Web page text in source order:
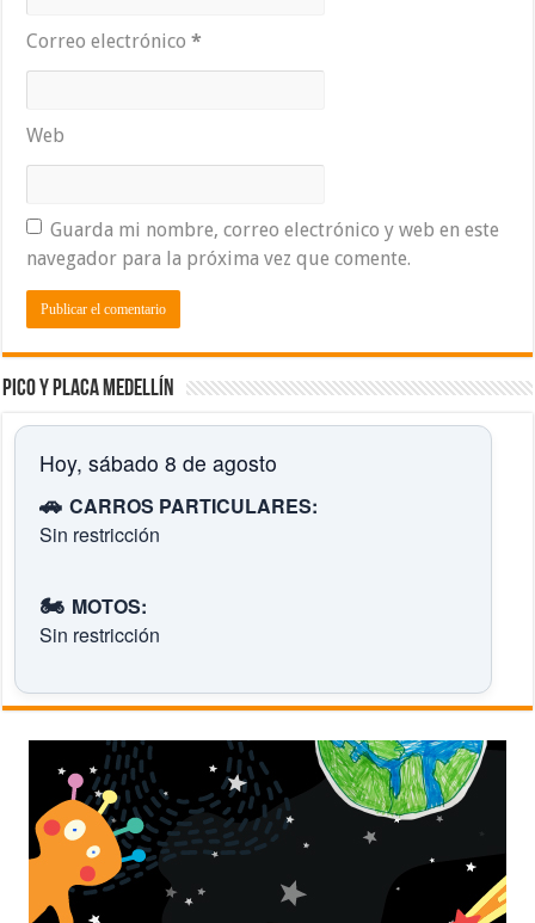
Correo electrónico*
Web
Guarda mi nombre, correo electrónico y web en este
navegador para la próxima vez que comente.
Pico y placa Medellín
Hoy, sábado 8 de agosto
🚗 CARROS PARTICULARES:
Sin restricción
🏍️ MOTOS:
Sin restricción